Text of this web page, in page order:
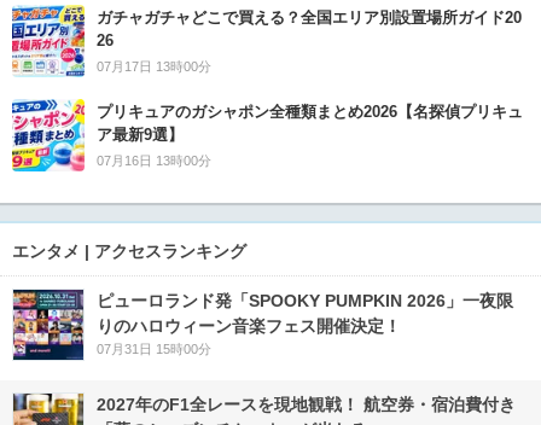
ガチャガチャどこで買える？全国エリア別設置場所ガイド20
26
07月17日 13時00分
プリキュアのガシャポン全種類まとめ2026【名探偵プリキュ
ア最新9選】
07月16日 13時00分
エンタメ | アクセスランキング
ピューロランド発「SPOOKY PUMPKIN 2026」一夜限
りのハロウィーン音楽フェス開催決定！
07月31日 15時00分
2027年のF1全レースを現地観戦！ 航空券・宿泊費付き